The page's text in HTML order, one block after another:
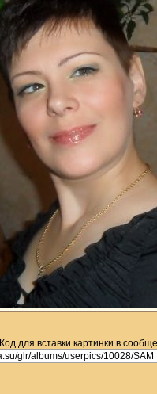
Код для вставки картинки в